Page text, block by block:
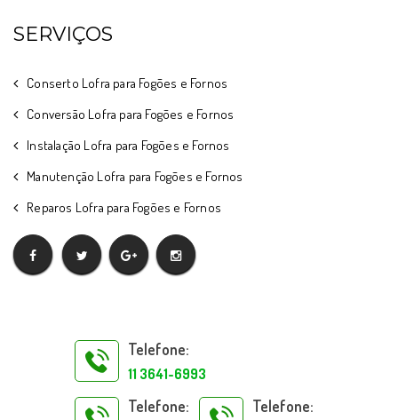
SERVIÇOS
Conserto Lofra para Fogões e Fornos
Conversão Lofra para Fogões e Fornos
Instalação Lofra para Fogões e Fornos
Manutenção Lofra para Fogões e Fornos
Reparos Lofra para Fogões e Fornos
Telefone:
11 3641-6993
Telefone: Telefone: